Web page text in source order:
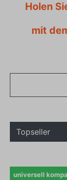
Holen
mit
universell